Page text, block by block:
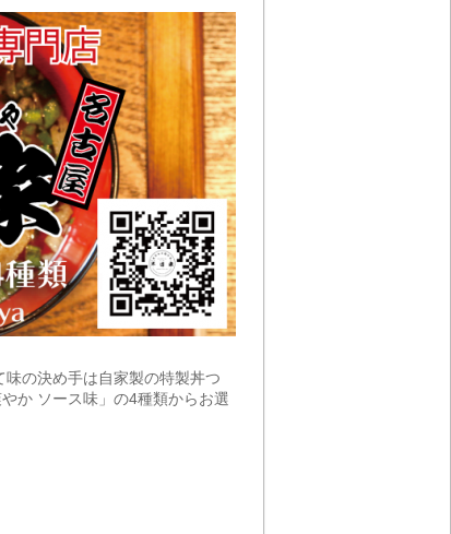
の決め手は自家製の特製丼つ
か ソース味」の4種類からお選